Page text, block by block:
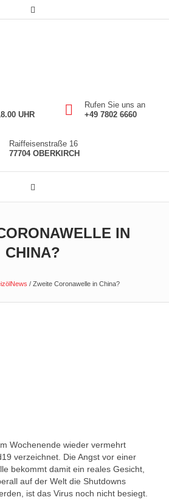
UHR
Rufen Sie uns an
+49 7802 6660
Raiffeisenstraße 16
77704 OBERKIRCH
IN
CHINA?
/ Zweite Coronawelle in China?
Wochenende wieder vermehrt
verzeichnet. Die Angst vor einer
bekommt damit ein reales Gesicht,
auf der Welt die Shutdowns
ist das Virus noch nicht besiegt.